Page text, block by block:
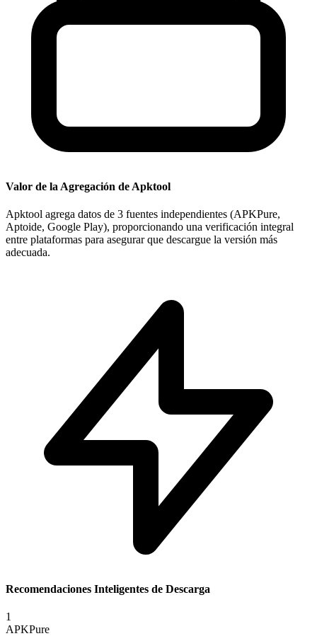
Valor de la Agregación de Apktool
Apktool agrega datos de 3 fuentes independientes (APKPure,
Aptoide, Google Play), proporcionando una verificación integral
entre plataformas para asegurar que descargue la versión más
adecuada.
Recomendaciones Inteligentes de Descarga
1
APKPure